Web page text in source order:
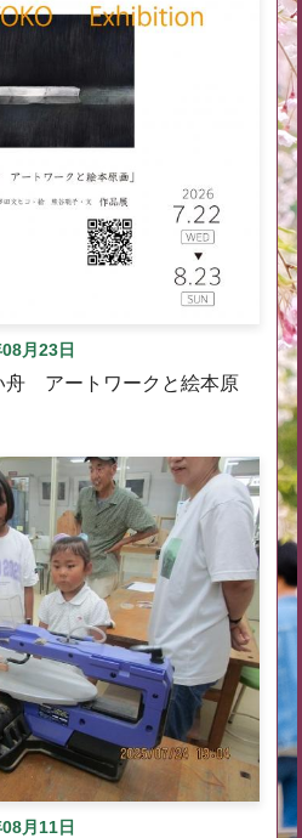
月23日
舟 アートワークと絵本原
月11日